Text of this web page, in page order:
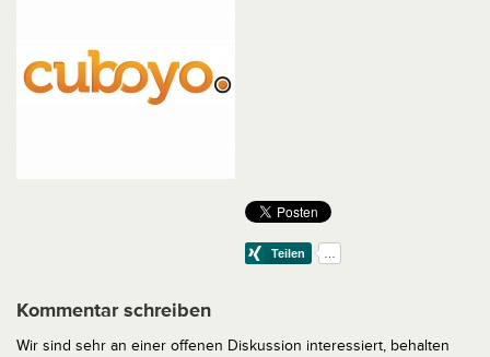
Kommentar schreiben
Wir sind sehr an einer offenen Diskussion interessiert, behalten